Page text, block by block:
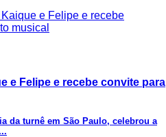
e Felipe e recebe convite para
da turnê em São Paulo, celebrou a